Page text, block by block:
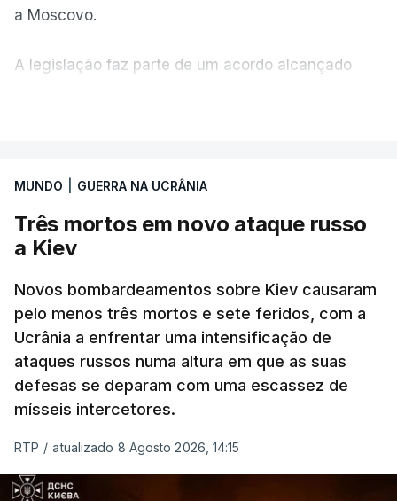
a Moscovo.
A legislação faz parte de um acordo alcançado
Vladimir Putin e aos principais comandantes
militares e ainda a aplicação de tarifas até 500%
sobre as exportações russas.
ERROR ON HTML5 MEDIA ELEMENT
ESTE CONTEÚDO ESTÁ NESTE
MOMENTO INDISPONÍVEL
MUNDO GUERRA NA UCRÂNIA
Três mortos em novo ataque russo
a Kiev
Novos bombardeamentos sobre Kiev causaram
pelo menos três mortos e sete feridos, com a
Ucrânia a enfrentar uma intensificação de
ataques russos numa altura em que as suas
defesas se deparam com uma escassez de
mísseis intercetores.
RTP / atualizado 8 Agosto 2026, 14:15